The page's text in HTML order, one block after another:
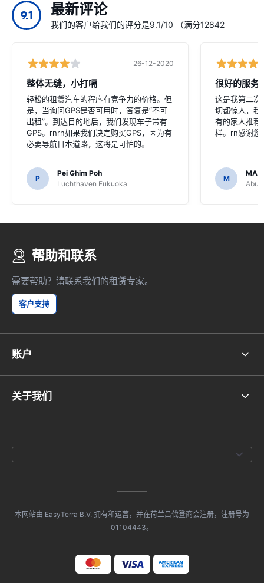
9.1 最新评论
我们的客户给我们的评分是9.1/10 （满分12842
26-12-2020
整体无缝，小打嗝
轻松的租赁汽车的程序有竞争力的价格。但
是，当询问GPS是否可用时，答复是“不可
出租”。到达目的地后，我们发现车子带有
GPS。rnrn如果我们决定购买GPS，因为有
必要导航日本道路，这将是可怕的。
P
Pei Ghim Poh
Luchthaven Fukuoka
很好的服务
这是我第二次
切都惊人，我
有的家人推荐
样。rn感谢您
M
Abu
帮助和联系
需要帮助？请联系我们的租赁专家。
客户支持
账户
关于我们
本网站由 EasyTerra B.V. 拥有和运营，并在荷兰吕伐登商会注册，注册号为
01104443。